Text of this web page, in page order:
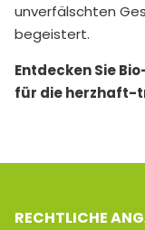
unverfälschten
begeistert.
Entdecken Sie
für die herzhaft-
RECHTLICHE